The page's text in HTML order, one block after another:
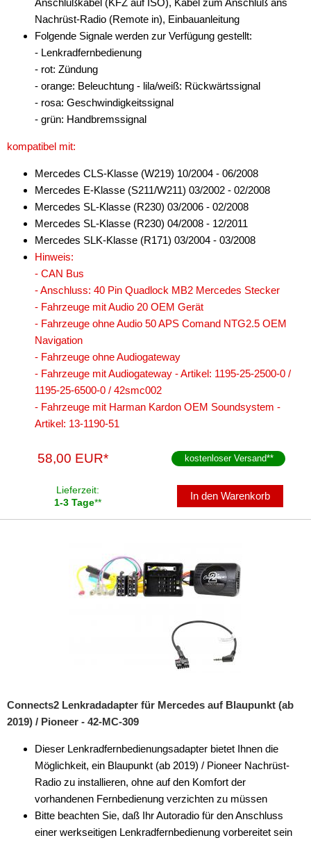
Anschlußkabel (KFZ auf ISO), Kabel zum Anschluß ans
Nachrüst-Radio (Remote in), Einbauanleitung
Folgende Signale werden zur Verfügung gestellt:
- Lenkradfernbedienung
- rot: Zündung
- orange: Beleuchtung - lila/weiß: Rückwärtssignal
- rosa: Geschwindigkeitssignal
- grün: Handbremssignal
kompatibel mit:
Mercedes CLS-Klasse (W219) 10/2004 - 06/2008
Mercedes E-Klasse (S211/W211) 03/2002 - 02/2008
Mercedes SL-Klasse (R230) 03/2006 - 02/2008
Mercedes SL-Klasse (R230) 04/2008 - 12/2011
Mercedes SLK-Klasse (R171) 03/2004 - 03/2008
Hinweis:
- CAN Bus
- Anschluss: 40 Pin Quadlock MB2 Mercedes Stecker
- Fahrzeuge mit Audio 20 OEM Gerät
- Fahrzeuge ohne Audio 50 APS Comand NTG2.5 OEM
Navigation
- Fahrzeuge ohne Audiogateway
- Fahrzeuge mit Audiogateway - Artikel: 1195-25-2500-0 /
1195-25-6500-0 / 42smc002
- Fahrzeuge mit Harman Kardon OEM Soundsystem -
Artikel: 13-1190-51
58,00 EUR* kostenloser Versand**
Lieferzeit:
1-3 Tage**
In den Warenkorb
Connects2 Lenkradadapter für Mercedes auf Blaupunkt (ab
2019) / Pioneer - 42-MC-309
Dieser Lenkradfernbedienungsadapter bietet Ihnen die
Möglichkeit, ein Blaupunkt (ab 2019) / Pioneer Nachrüst-
Radio zu installieren, ohne auf den Komfort der
vorhandenen Fernbedienung verzichten zu müssen
Bitte beachten Sie, daß Ihr Autoradio für den Anschluss
einer werkseitigen Lenkradfernbedienung vorbereitet sein